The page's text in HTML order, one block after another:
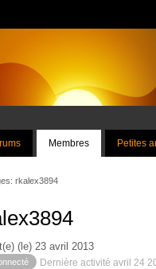
Membres Petites
rkalex3894
(le) 23 avril 2013
Dernière activité avril 24